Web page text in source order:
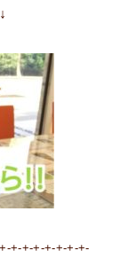
+-+-+-+-+-+-+-